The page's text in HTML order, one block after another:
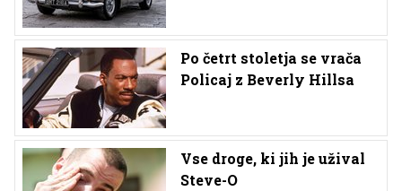
Po četrt stoletja se vrača
Policaj z Beverly Hillsa
Vse droge, ki jih je užival
Steve-O